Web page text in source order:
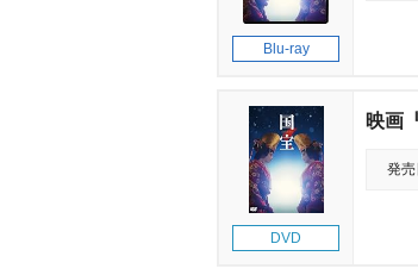
Blu-ray
DVD
映画
発売